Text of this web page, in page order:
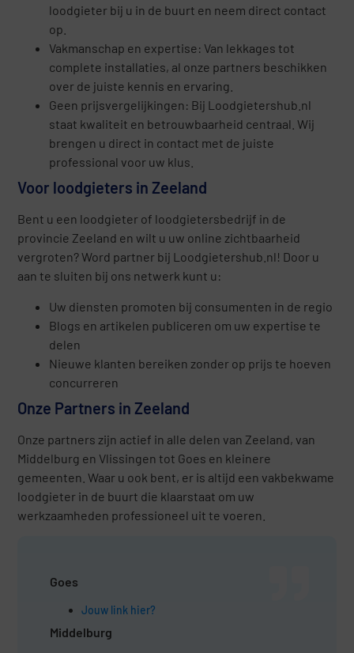
loodgieter bij u in de buurt en neem direct contact
op.
Vakmanschap en expertise: Van lekkages tot
complete installaties, al onze partners beschikken
over de juiste kennis en ervaring.
Geen prijsvergelijkingen: Bij Loodgietershub.nl
staat kwaliteit en betrouwbaarheid centraal. Wij
brengen u direct in contact met de juiste
professional voor uw klus.
Voor loodgieters in Zeeland
Bent u een loodgieter of loodgietersbedrijf in de
provincie Zeeland en wilt u uw online zichtbaarheid
vergroten? Word partner bij Loodgietershub.nl! Door u
aan te sluiten bij ons netwerk kunt u:
Uw diensten promoten bij consumenten in de regio
Blogs en artikelen publiceren om uw expertise te
delen
Nieuwe klanten bereiken zonder op prijs te hoeven
concurreren
Onze Partners in Zeeland
Onze partners zijn actief in alle delen van Zeeland, van
Middelburg en Vlissingen tot Goes en kleinere
gemeenten. Waar u ook bent, er is altijd een vakbekwame
loodgieter in de buurt die klaarstaat om uw
werkzaamheden professioneel uit te voeren.
Goes
Jouw link hier?
Middelburg